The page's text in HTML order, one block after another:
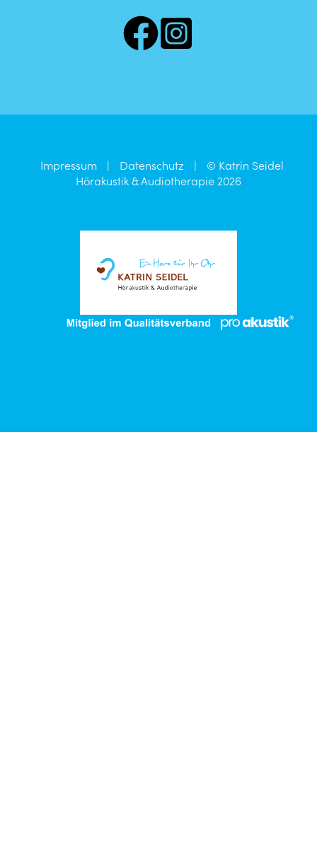
Impressum | Datenschutz |
© Katrin Seidel
Hörakustik & Audiotherapie 2026